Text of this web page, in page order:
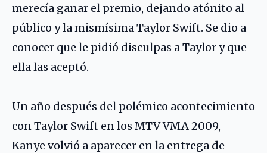
merecía ganar el premio, dejando atónito al
público y la mismísima Taylor Swift. Se dio a
conocer que le pidió disculpas a Taylor y que
ella las aceptó.
Un año después del polémico acontecimiento
con Taylor Swift en los MTV VMA 2009,
Kanye volvió a aparecer en la entrega de